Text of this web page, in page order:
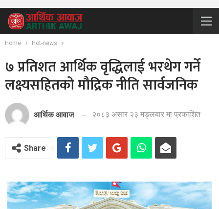
Home Hot-news
७ प्रतिशत आर्थिक वृद्धिलाई भरथेग गर्ने
लक्ष्यसहितको मौद्रिक नीति सार्वजनिक
आर्थिक आवाज २०८३ असार २३ मङ्लबार मा प्रकाशित
Share